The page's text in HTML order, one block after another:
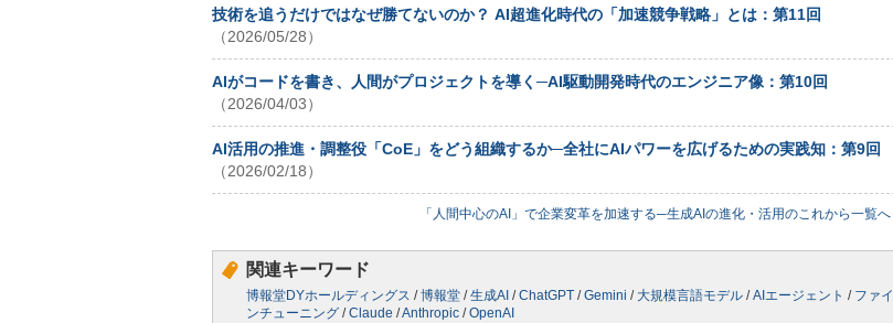
技術を追うだけではなぜ勝てないのか？ AI超進化時代の「加速競争戦略」とは：第11回
（2026/05/28）
AIがコードを書き、人間がプロジェクトを導く─AI駆動開発時代のエンジニア像：第10回
（2026/04/03）
AI活用の推進・調整役「CoE」をどう組織するか─全社にAIパワーを広げるための実践知：第9回
（2026/02/18）
「人間中心のAI」で企業変革を加速する─生成AIの進化・活用のこれから一覧へ
関連キーワード
博報堂DYホールディングス /博報堂 /生成AI /ChatGPT /Gemini / 大規模言語モデル /AIエージェント / ファイ
ンチューニング /Claude /Anthropic /OpenAI